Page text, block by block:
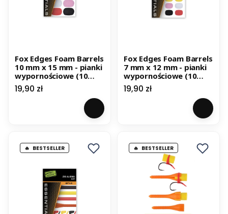
Fox Edges Foam Barrels
10 mm x 15 mm - pianki
wypornościowe (10
szt.)
Cena
19,90 zł
Fox Edges Foam Barrels
7 mm x 12 mm - pianki
wypornościowe (10
szt.)
Cena
19,90 zł
BESTSELLER BESTSELLER